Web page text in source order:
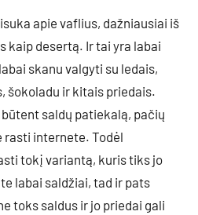
apie vaflius, dažniausiai iš
kaip desertą. Ir tai yra labai
skanu valgyti su ledais,
šokoladu ir kitais priedais.
saldų patiekalą, pačių
internete. Todėl
tokį variantą, kuris tiks jo
labai saldžiai, tad ir pats
toks saldus ir jo priedai gali